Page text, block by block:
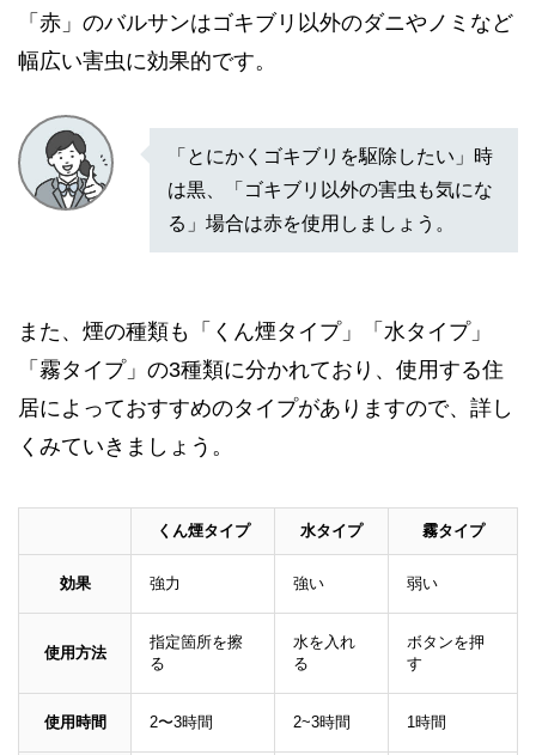
「赤」のバルサンはゴキブリ以外のダニやノミなど
幅広い害虫に効果的です。
「とにかくゴキブリを駆除したい」時
は黒、「ゴキブリ以外の害虫も気にな
る」場合は赤を使用しましょう。
また、煙の種類も「くん煙タイプ」「水タイプ」
「霧タイプ」の3種類に分かれており、使用する住
居によっておすすめのタイプがありますので、詳し
くみていきましょう。
くん煙タイプ 水タイプ 霧タイプ
効果 強力 強い 弱い
使用方法
指定箇所を擦
る
水を入れ
る
ボタンを押
す
使用時間 2〜3時間 2~3時間 1時間